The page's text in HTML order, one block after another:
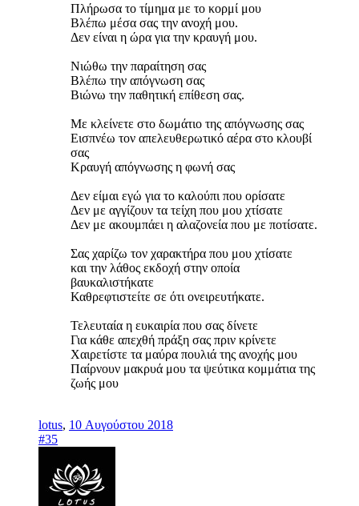
Πλήρωσα το τίμημα με το κορμί μου
Βλέπω μέσα σας την ανοχή μου.
Δεν είναι η ώρα για την κραυγή μου.
Νιώθω την παραίτηση σας
Βλέπω την απόγνωση σας
Βιώνω την παθητική επίθεση σας.
Με κλείνετε στο δωμάτιο της απόγνωσης σας
Εισπνέω τον απελευθερωτικό αέρα στο κλουβί
σας
Κραυγή απόγνωσης η φωνή σας
Δεν είμαι εγώ για το καλούπι που ορίσατε
Δεν με αγγίζουν τα τείχη που μου χτίσατε
Δεν με ακουμπάει η αλαζονεία που με ποτίσατε.
Σας χαρίζω τον χαρακτήρα που μου χτίσατε
και την λάθος εκδοχή στην οποία
βαυκαλιστήκατε
Καθρεφτιστείτε σε ότι ονειρευτήκατε.
Τελευταία η ευκαιρία που σας δίνετε
Για κάθε απεχθή πράξη σας πριν κρίνετε
Χαιρετίστε τα μαύρα πουλιά της ανοχής μου
Παίρνουν μακρυά μου τα ψεύτικα κομμάτια της
ζωής μου
lotus, 10 Αυγούστου 2018
#35